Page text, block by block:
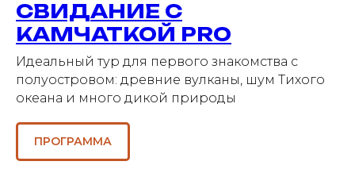
СВИДАНИЕ С
КАМЧАТКОЙ PRO
Идеальный тур для первого знакомства с
полуостровом: древние вулканы, шум Тихого
океана и много дикой природы
ПРОГРАММА